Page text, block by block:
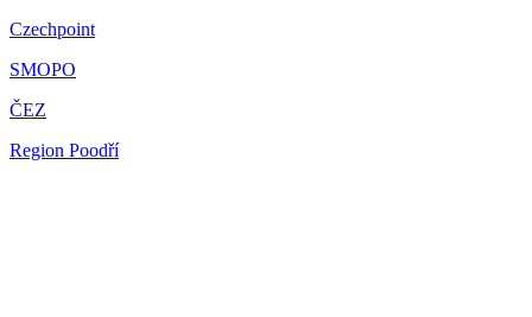
Czechpoint
SMOPO
ČEZ
Region Poodří